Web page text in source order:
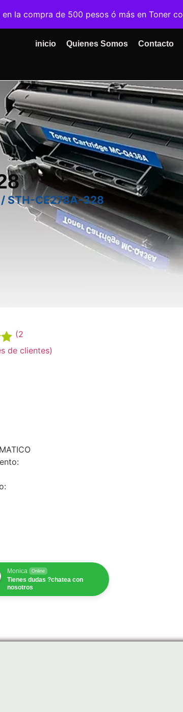
la compra de 500 pesos ó más en Toner
inicio Quienes Somos Contacto
/ STH-CE278A-328
(2
de clientes)
Monica Online
Tienes dudas ?chatea con
nosotros